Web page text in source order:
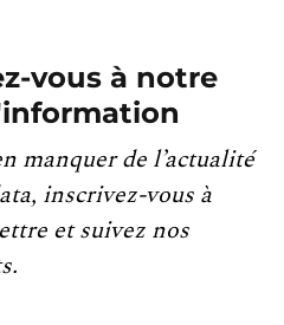
vous à notre
manquer de l’actualité
inscrivez-vous à
et suivez nos